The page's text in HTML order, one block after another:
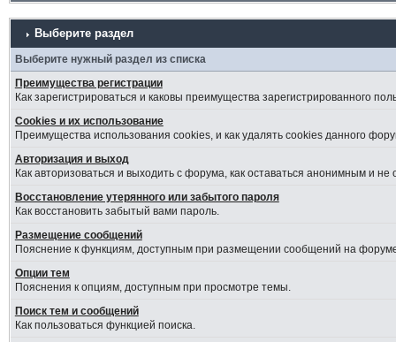
Выберите раздел
Выберите нужный раздел из списка
Преимущества регистрации
Как зарегистрироваться и каковы преимущества зарегистрированного
Cookies и их использование
Преимущества использования cookies, и как удалять cookies данного
Авторизация и выход
Как авторизоваться и выходить с форума, как оставаться анонимным и
Восстановление утерянного или забытого пароля
Как восстановить забытый вами пароль.
Размещение сообщений
Пояснение к функциям, доступным при размещении сообщений на
Опции тем
Пояснения к опциям, доступным при просмотре темы.
Поиск тем и сообщений
Как пользоваться функцией поиска.